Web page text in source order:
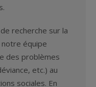
recherche sur la
équipe
des problèmes
etc.) au
sociales. En